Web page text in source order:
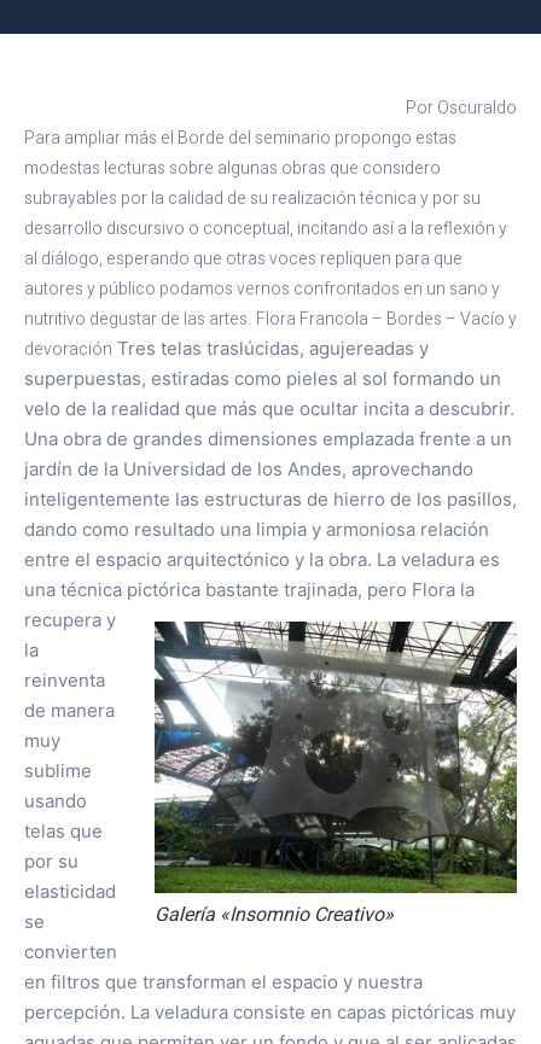
Por Oscuraldo
Para ampliar más el Borde del seminario propongo estas
modestas lecturas sobre algunas obras que considero
subrayables por la calidad de su realización técnica y por su
desarrollo discursivo o conceptual, incitando así a la reflexión y
al diálogo, esperando que otras voces repliquen para que
autores y público podamos vernos confrontados en un sano y
nutritivo degustar de las artes. Flora Francola – Bordes – Vacío y
devoración Tres telas traslúcidas, agujereadas y
superpuestas, estiradas como pieles al sol formando un
velo de la realidad que más que ocultar incita a descubrir.
Una obra de grandes dimensiones emplazada frente a un
jardín de la Universidad de los Andes, aprovechando
inteligentemente las estructuras de hierro de los pasillos,
dando como resultado una limpia y armoniosa relación
entre el espacio arquitectónico y la obra. La veladura es
una técnica pictórica bastante trajinada, pero Flora la
recupera y
Galería «Insomnio Creativo»
la
reinventa
de manera
muy
sublime
usando
telas que
por su
elasticidad
se
convierten
en filtros que transforman el espacio y nuestra
percepción. La veladura consiste en capas pictóricas muy